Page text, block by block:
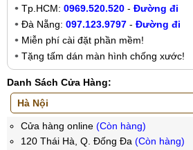
Tp.HCM: 0969.520.520 - Đường đi
Đà Nẵng: 097.123.9797 - Đường đi
Miễn phí cài đặt phần mềm!
Tặng tấm dán màn hình chống xước!
Danh Sách Cửa Hàng:
Cửa hàng online (Còn hàng)
120 Thái Hà, Q. Đống Đa (Còn hàng)